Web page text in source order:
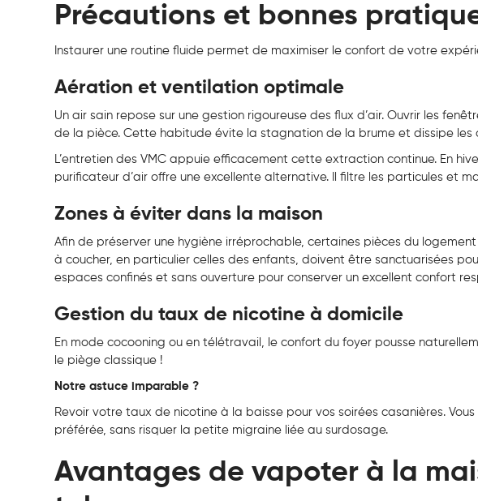
Précautions et bonnes
Instaurer une routine fluide permet de maximiser le confort de votre
Aération et ventilation optimale
Un air sain repose sur une gestion rigoureuse des flux d’air. Ouvrir les
de la pièce. Cette habitude évite la stagnation de la brume et dissipe les
L’entretien des VMC appuie efficacement cette extraction continue. En
purificateur d’air offre une excellente alternative. Il filtre les particules et
Zones à éviter dans la maison
Afin de préserver une hygiène irréprochable, certaines pièces du
à coucher, en particulier celles des enfants, doivent être sanctuarisées
espaces confinés et sans ouverture pour conserver un excellent confort
Gestion du taux de nicotine à domicile
En mode cocooning ou en télétravail, le confort du foyer pousse
le piège classique !
Notre astuce imparable ?
Revoir votre taux de nicotine à la baisse pour vos soirées casanières.
préférée, sans risquer la petite migraine liée au surdosage.
Avantages de vapoter à la